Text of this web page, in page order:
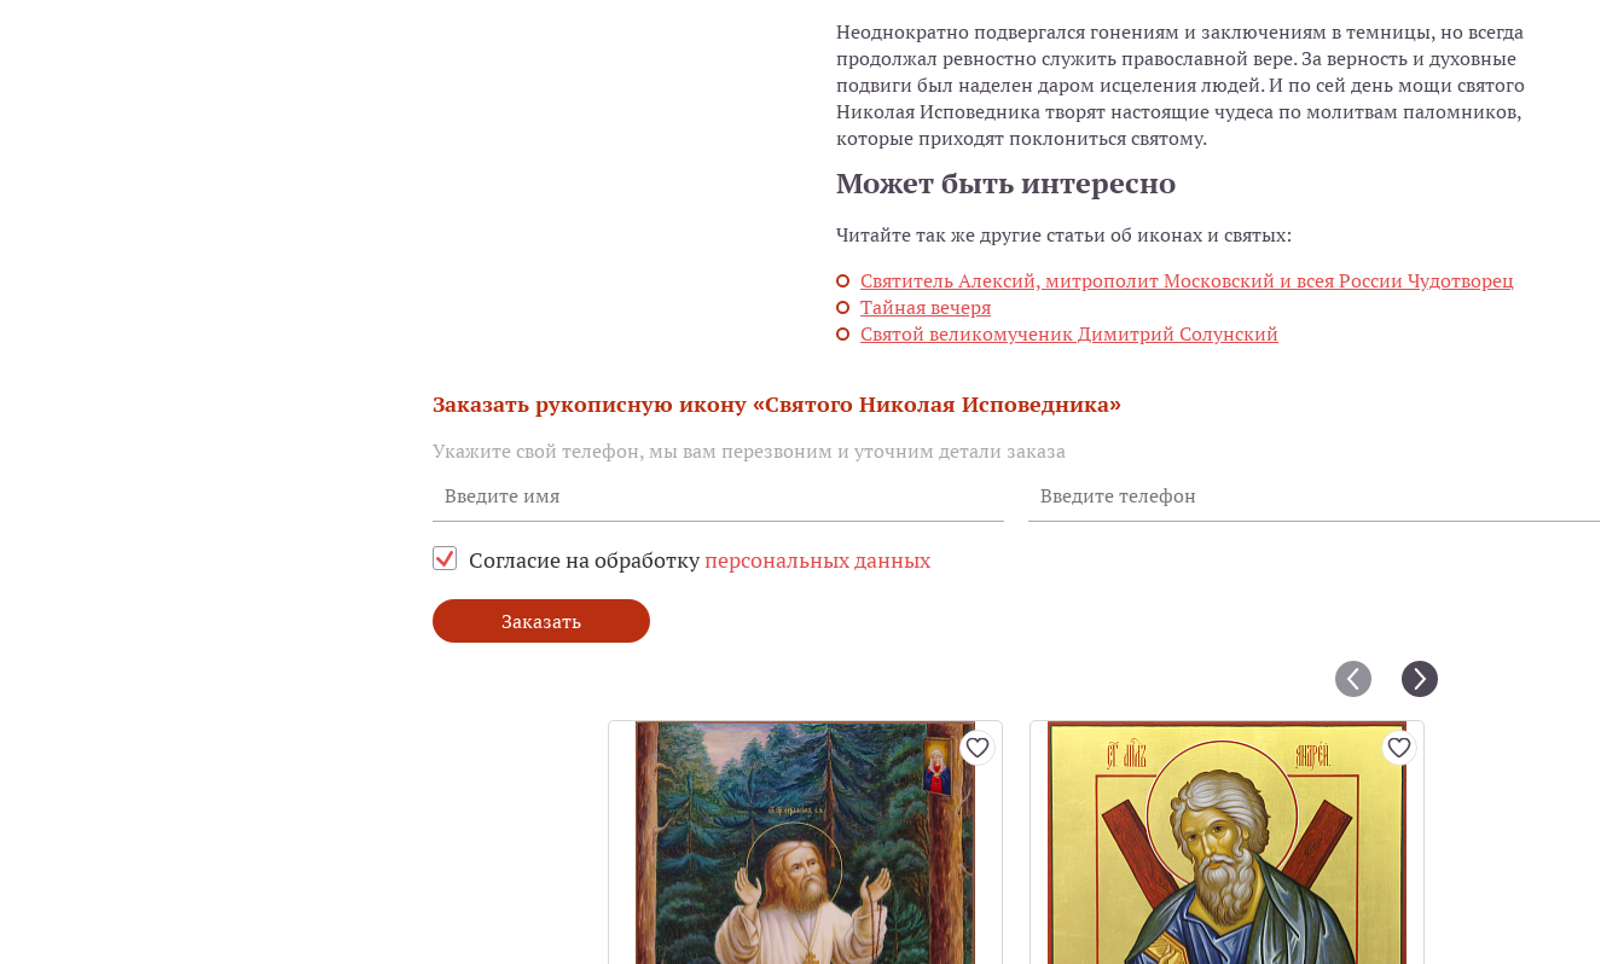
Неоднократно подвергался гонениям и заключениям в темницы, но всегда
продолжал ревностно служить православной вере. За верность и духовные
подвиги был наделен даром исцеления людей. И по сей день мощи святого
Николая Исповедника творят настоящие чудеса по молитвам паломников,
которые приходят поклониться святому.
Может быть интересно
Читайте так же другие статьи об иконах и святых:
Святитель Алексий, митрополит Московский и всея России Чудотворец
Тайная вечеря
Святой великомученик Димитрий Солунский
Заказать рукописную икону «Святого Николая Исповедника»
Укажите свой телефон, мы вам перезвоним и уточним детали заказа
Согласие на обработкуперсональных данных
Заказать